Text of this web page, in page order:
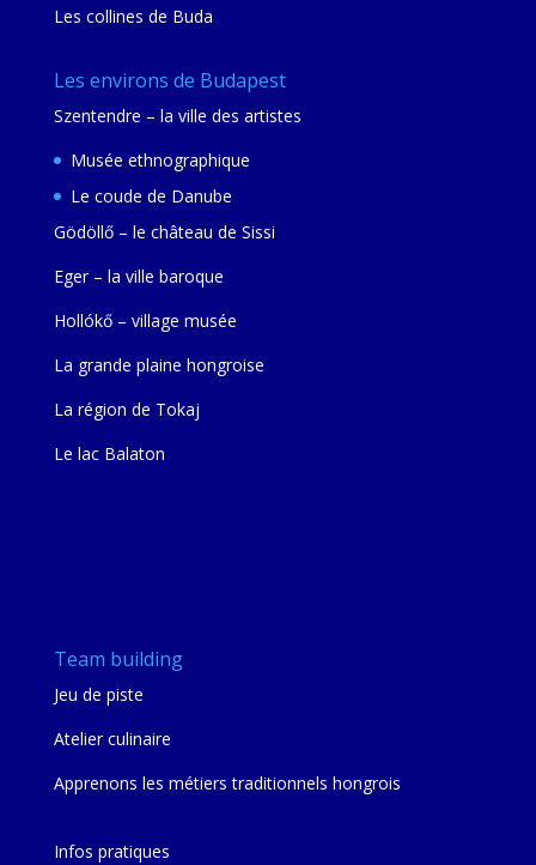
Les collines de Buda
Les environs de Budapest
Szentendre – la ville des artistes
Musée ethnographique
Le coude de Danube
Gödöllő – le château de Sissi
Eger – la ville baroque
Hollókő – village musée
La grande plaine hongroise
La région de Tokaj
Le lac Balaton
Team building
Jeu de piste
Atelier culinaire
Apprenons les métiers traditionnels hongrois
Infos pratiques